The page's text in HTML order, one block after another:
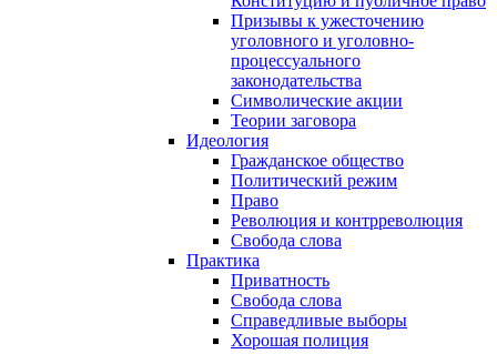
Призывы к ужесточению
уголовного и уголовно-
процессуального
законодательства
Символические акции
Теории заговора
Идеология
Гражданское общество
Политический режим
Право
Революция и контрреволюция
Свобода слова
Практика
Приватность
Свобода слова
Справедливые выборы
Хорошая полиция